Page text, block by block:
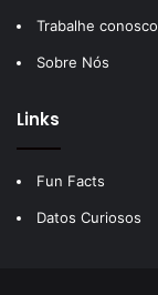
Trabalhe conosco
Sobre Nós
Links
Fun Facts
Datos Curiosos